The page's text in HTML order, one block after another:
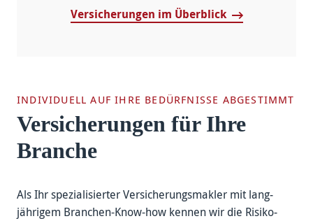
Versicherungen im Überblick
INDIVIDUELL AUF IHRE BEDÜRFNISSE ABGESTIMMT
Versicherungen für Ihre
Branche
Als Ihr spe­ziali­sierter Versicherungs­makler mit lang­
jährigem Branchen-Know-how kennen wir die Risiko­